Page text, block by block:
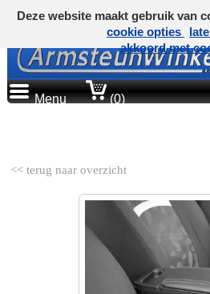
Menu (0)
<< terug naar overzicht
Deze website maakt gebruik van
cookie opties
akkoord met